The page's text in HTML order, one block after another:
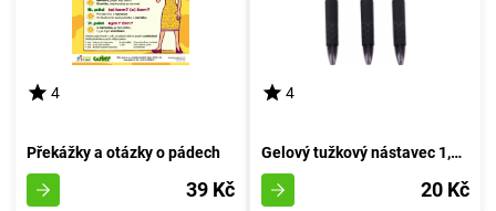
4
Překážky a otázky o pádech
39 Kč
4
Gelový tužkový nástavec 1,0mm (modrá inkoustová náplň)
20 Kč